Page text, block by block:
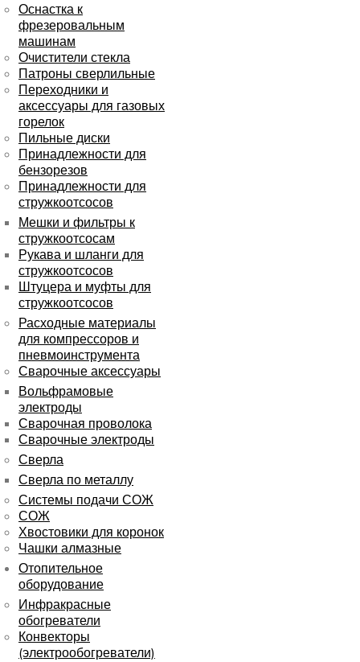
Оснастка к
фрезеровальным
машинам
Очистители стекла
Патроны сверлильные
Переходники и
аксессуары для газовых
горелок
Пильные диски
Принадлежности для
бензорезов
Принадлежности для
стружкоотсосов
Мешки и фильтры к
стружкоотсосам
Рукава и шланги для
стружкоотсосов
Штуцера и муфты для
стружкоотсосов
Расходные материалы
для компрессоров и
пневмоинструмента
Сварочные аксессуары
Вольфрамовые
электроды
Сварочная проволока
Сварочные электроды
Сверла
Сверла по металлу
Системы подачи СОЖ
СОЖ
Хвостовики для коронок
Чашки алмазные
Отопительное
оборудование
Инфракрасные
обогреватели
Конвекторы
(электрообогреватели)